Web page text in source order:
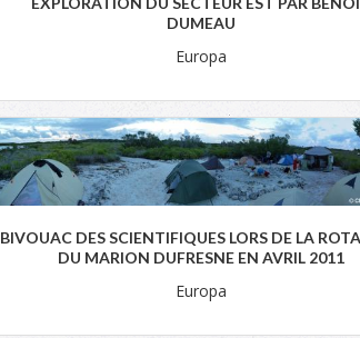
DUMEAU
Europa
BIVOUAC DES SCIENTIFIQUES LORS DE LA
DU MARION DUFRESNE EN AVRIL 2011
Europa